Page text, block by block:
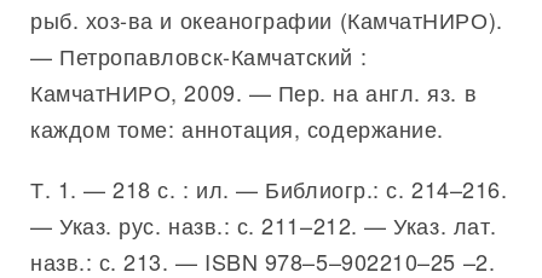
рыб. хоз-ва и океанографии (КамчатНИРО).
— Петропавловск-Камчатский :
КамчатНИРО, 2009. — Пер. на англ. яз. в
каждом томе: аннотация, содержание.
Т. 1. — 218 с. : ил. — Библиогр.: с. 214–216.
— Указ. рус. назв.: с. 211–212. — Указ. лат.
назв.: с. 213. — ISBN 978–5–902210–25 –2.